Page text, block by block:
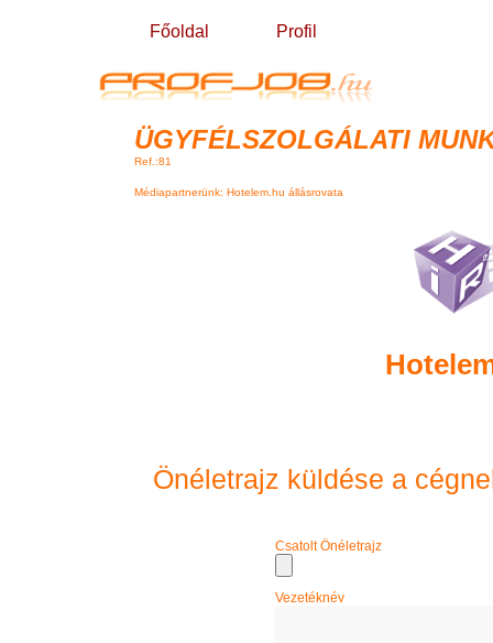
Főoldal Profil
ÜGYFÉLSZOLGÁLATI
Ref.:81
Médiapartnerünk: Hotelem.hu állásrovata
Önéletrajz küldése a
Csatolt Önéletrajz
Vezetéknév